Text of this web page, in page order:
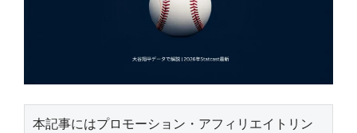
本記事にはプロモーション・アフィリエイトリン